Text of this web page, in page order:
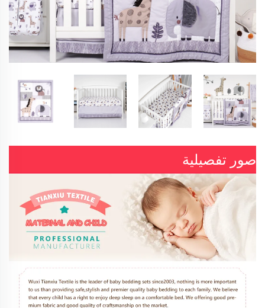
صور تفصيلية